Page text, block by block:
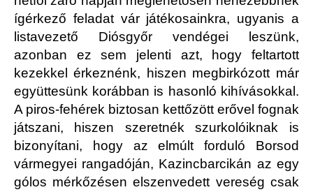
ígérkező feladat vár játékosainkra, ugyanis a
listavezető Diósgyőr vendégei leszünk,
azonban ez sem jelenti azt, hogy feltartott
kezekkel érkeznénk, hiszen megbirkózott már
együttesünk korábban is hasonló kihívásokkal.
A piros-fehérek biztosan kettőzött erővel fognak
játszani, hiszen szeretnék szurkolóiknak is
bizonyítani, hogy az elmúlt forduló Borsod
vármegyei rangadóján, Kazincbarcikán az egy
gólos mérkőzésen elszenvedett vereség csak